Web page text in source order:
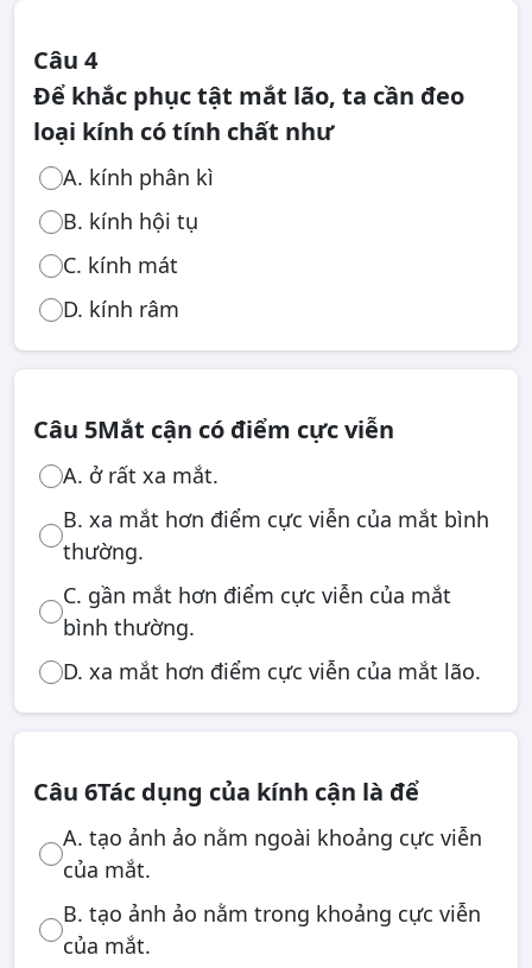
Câu 4
Để khắc phục tật mắt lão, ta cần đeo
loại kính có tính chất như
A. kính phân kì
B. kính hội tụ
C. kính mát
D. kính râm
Câu 5Mắt cận có điểm cực viễn
A. ở rất xa mắt.
B. xa mắt hơn điểm cực viễn của mắt bình
thường.
C. gần mắt hơn điểm cực viễn của mắt
bình thường.
D. xa mắt hơn điểm cực viễn của mắt lão.
Câu 6Tác dụng của kính cận là để
A. tạo ảnh ảo nằm ngoài khoảng cực viễn
của mắt.
B. tạo ảnh ảo nằm trong khoảng cực viễn
của mắt.